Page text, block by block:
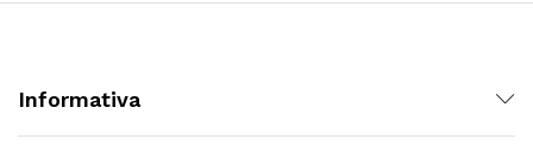
Informativa